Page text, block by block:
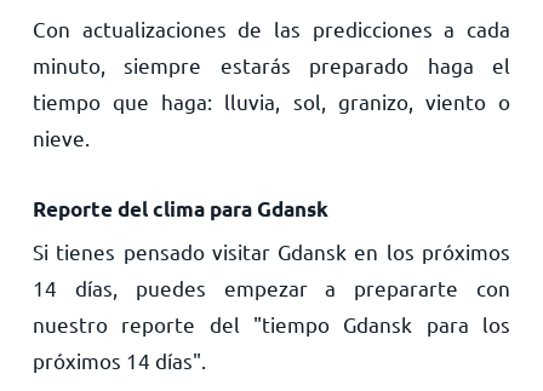
Con actualizaciones de las predicciones a cada
minuto, siempre estarás preparado haga el
tiempo que haga: lluvia, sol, granizo, viento o
nieve.
Reporte del clima para Gdansk
Si tienes pensado visitar Gdansk en los próximos
14 días, puedes empezar a prepararte con
nuestro reporte del "tiempo Gdansk para los
próximos 14 días".